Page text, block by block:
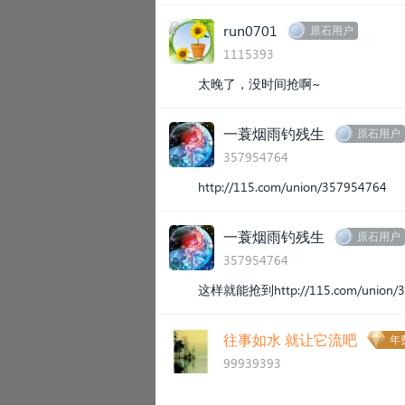
run0701 原石用户
1115393
太晚了，没时间抢啊~
一蓑烟雨钓残生 原石用户
357954764
http://115.com/union/357954764
一蓑烟雨钓残生 原石用户
357954764
这样就能抢到http://115.com/union/
往事如水 就让它流吧 年
99939393